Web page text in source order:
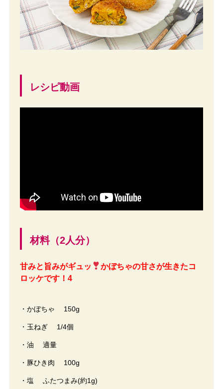
レシピ動画
材料（2人分）
甘みと旨みがギュッ
かぼちゃの甘さが生きたコ
ロッケです！4
・かぼちゃ 150g
・玉ねぎ 1/4個
・油 適量
・豚ひき肉 100g
・塩 ふたつまみ(約1g)